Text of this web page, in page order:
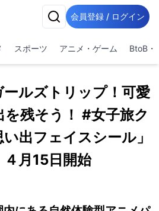
会員登録 / ログイン
スポーツ アニメ・ゲーム BtoB・
ルズトリップ！可愛
を残そう！ #女子旅ク
出フェイスシール」
４月15日開始